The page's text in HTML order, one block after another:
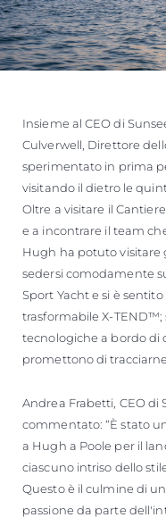
Insieme al CEO di
Culverwell, Direttore
sperimentato in prima
visitando il dietro le
Oltre a visitare il
e a incontrare il team
Hugh ha potuto visitare
sedersi comodamente
Sport Yacht e si è
trasformabile X-
tecnologiche a bordo di
promettono di
Andrea Frabetti, CEO
commentato: “È stato
a Hugh a Poole per il
ciascuno intriso dello
Questo è il culmine di
passione da parte